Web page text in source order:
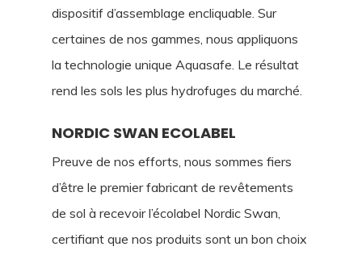
dispositif d’assemblage encliquable. Sur
certaines de nos gammes, nous appliquons
la technologie unique Aquasafe. Le résultat
rend les sols les plus hydrofuges du marché.
NORDIC SWAN ECOLABEL
Preuve de nos efforts, nous sommes fiers
d’être le premier fabricant de revêtements
de sol à recevoir l’écolabel Nordic Swan,
certifiant que nos produits sont un bon choix